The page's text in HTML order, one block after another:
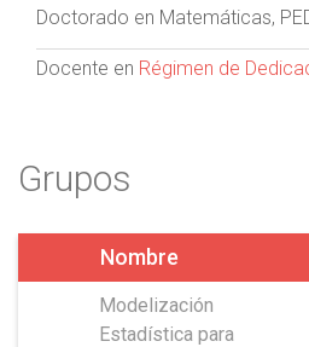
Doctorado en Matemáticas,
Docente en Régimen de
Grupos
Nombre
Modelización
Estadística para